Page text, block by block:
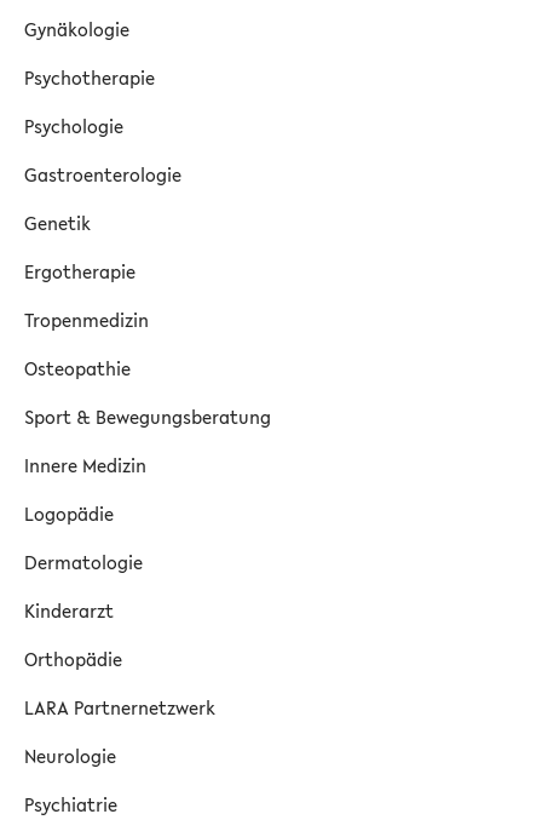
Gynäkologie
Psychotherapie
Psychologie
Gastroenterologie
Genetik
Ergotherapie
Tropenmedizin
Osteopathie
Sport & Bewegungsberatung
Innere Medizin
Logopädie
Dermatologie
Kinderarzt
Orthopädie
LARA Partnernetzwerk
Neurologie
Psychiatrie